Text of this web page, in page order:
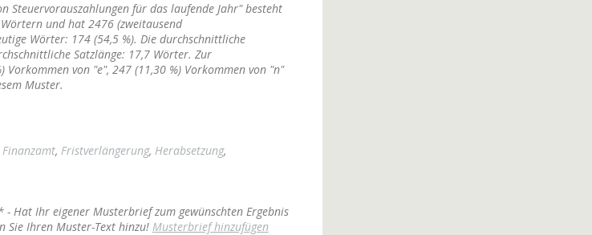
Steuervorauszahlungen für das laufende Jahr" besteht
und hat 2476 (zweitausend
Wörter: 174 (54,5 %). Die durchschnittliche
Satzlänge: 17,7 Wörter. Zur
von "e", 247 (11,30 %) Vorkommen von "n"
Muster.
Finanzamt, Fristverlängerung, Herabsetzung,
- Hat Ihr eigener Musterbrief zum gewünschten Ergebnis
Sie Ihren Muster-Text hinzu! Musterbrief hinzufügen